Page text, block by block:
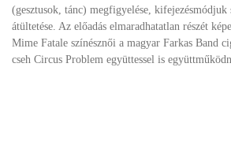
(gesztusok, tánc) megfigyelése, kifejezésmódjuk
átültetése. Az előadás elmaradhatatlan részét
Mime Fatale színésznői a magyar Farkas Band
cseh Circus Problem együttessel is